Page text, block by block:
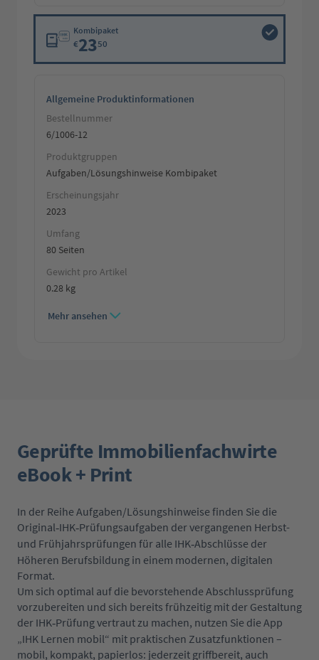
Kombipaket
€2350
Allgemeine Produktinformationen
Bestellnummer
6/1006-12
Produktgruppen
Aufgaben/Lösungshinweise Kombipaket
Erscheinungsjahr
2023
Umfang
80 Seiten
Gewicht pro Artikel
0.28 kg
Mehr ansehen
Geprüfte Immobilienfachwirte
eBook + Print
In der Reihe Aufgaben/Lösungshinweise finden Sie die
Original‐IHK‐Prüfungsaufgaben der vergangenen Herbst-
und Frühjahrsprüfungen für alle IHK‐Abschlüsse der
Höheren Berufsbildung in einem modernen, digitalen
Format.
Um sich optimal auf die bevorstehende Abschlussprüfung
vorzubereiten und sich bereits frühzeitig mit der Gestaltung
der IHK‐Prüfung vertraut zu machen, nutzen Sie die App
„IHK Lernen mobil“ mit praktischen Zusatzfunktionen –
mobil, kompakt, papierlos: jederzeit griffbereit, auch